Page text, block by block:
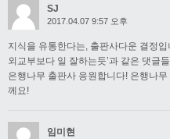
SJ
2017.04.07 9:57 오후
지식을 유통한다는, 출판사다운 결정
외교부보다 일 잘하는듯’과 같은 댓글
은행나무 출판사 응원합니다! 은행나
께요!
임미현